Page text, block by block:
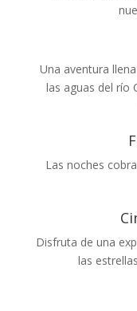
Una aventura
las aguas del río
Las noches
Disfruta de una
las